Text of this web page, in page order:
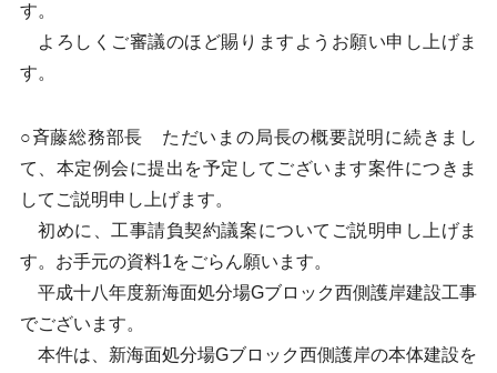
す。
よろしくご審議のほど賜りますようお願い申し上げま
す。
○斉藤総務部長 ただいまの局長の概要説明に続きまし
て、本定例会に提出を予定してございます案件につきま
してご説明申し上げます。
初めに、工事請負契約議案についてご説明申し上げま
す。お手元の資料1をごらん願います。
平成十八年度新海面処分場Gブロック西側護岸建設工事
でございます。
本件は、新海面処分場Gブロック西側護岸の本体建設を